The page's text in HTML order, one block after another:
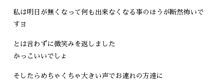
私は明日が無くなって何も出来なくなる事のほうが断然怖いで
すヨ
とは言わずに微笑みを返しました
かっこいいでしょ
そしたらめちゃくちゃ大きい声でお連れの方達に